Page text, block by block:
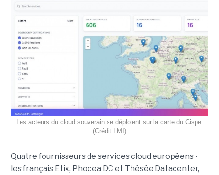
Les acteurs du cloud souverain se déploient sur la carte du Cispe.
(Crédit LMI)
Quatre fournisseurs de services cloud européens -
les français Etix, Phocea DC et Thésée Datacenter,